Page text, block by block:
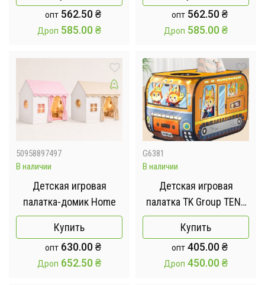
розовая
опт 562.50₴
Дроп 585.00₴
синяя
опт 562.50₴
Дроп 585.00₴
50958897497
В наличии
Детская игровая
палатка-домик Home
Купить
опт 630.00₴
Дроп 652.50₴
G6381
В наличии
Детская игровая
палатка TK Group TENT
110 х 70 х 70 см в
сумке
Купить
опт 405.00₴
Дроп 450.00₴